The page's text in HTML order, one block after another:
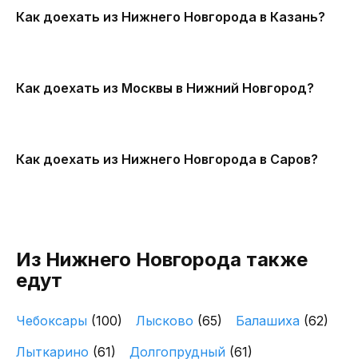
Как доехать из Нижнего Новгорода в Казань?
Как доехать из Москвы в Нижний Новгород?
Как доехать из Нижнего Новгорода в Саров?
Из Нижнего Новгорода также
едут
Чебоксары (100) Лысково (65) Балашиха (62)
Лыткарино (61) Долгопрудный (61)